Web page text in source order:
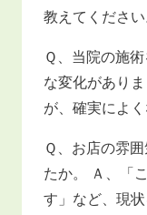
教えてくださ
Ｑ、当院の施
な変化があり
が、確実によく
Ｑ、お店の雰
たか。 Ａ、「
す」など、現